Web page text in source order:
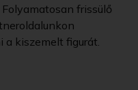
frissülő
kiszemelt figurát.